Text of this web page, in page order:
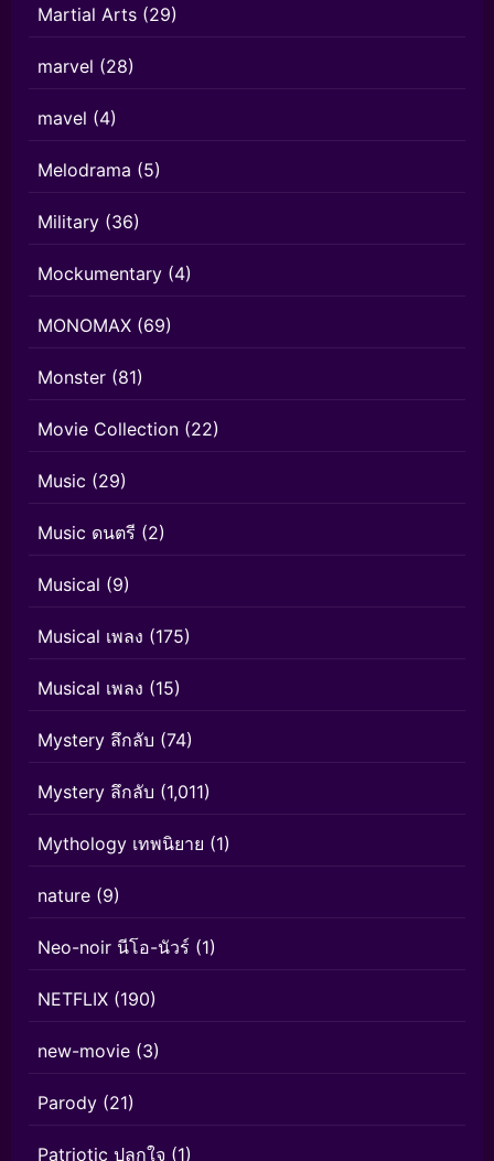
Martial Arts (29)
marvel (28)
mavel (4)
Melodrama (5)
Military (36)
Mockumentary (4)
MONOMAX (69)
Monster (81)
Movie Collection (22)
Music (29)
Music ดนตรี (2)
Musical (9)
Musical เพลง (175)
Musical เพลง (15)
Mystery ลึกลับ (74)
Mystery ลึกลับ (1,011)
Mythology เทพนิยาย (1)
nature (9)
Neo-noir นีโอ-นัวร์ (1)
NETFLIX (190)
new-movie (3)
Parody (21)
Patriotic ปลุกใจ (1)